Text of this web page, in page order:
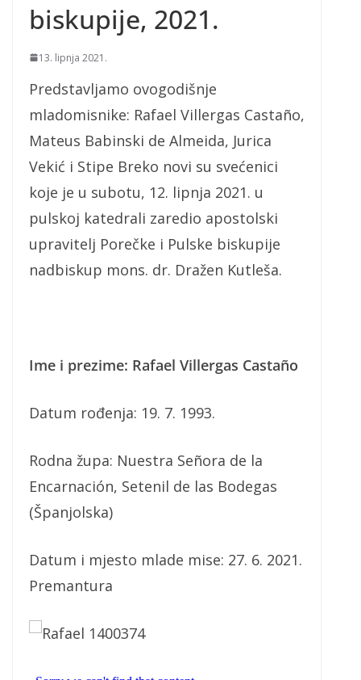
biskupije, 2021.
13. lipnja 2021.
Predstavljamo ovogodišnje
mladomisnike: Rafael Villergas Castaño,
Mateus Babinski de Almeida, Jurica
Vekić i Stipe Breko novi su svećenici
koje je u subotu, 12. lipnja 2021. u
pulskoj katedrali zaredio apostolski
upravitelj Porečke i Pulske biskupije
nadbiskup mons. dr. Dražen Kutleša.
Ime i prezime: Rafael Villergas Castaño
Datum rođenja: 19. 7. 1993.
Rodna župa: Nuestra Señora de la
Encarnación, Setenil de las Bodegas
(Španjolska)
Datum i mjesto mlade mise: 27. 6. 2021.
Premantura